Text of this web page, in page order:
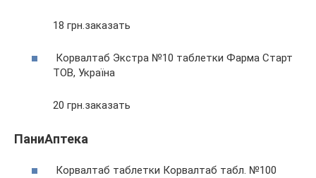
18 грн.заказать
Корвалтаб Экстра №10 таблетки Фарма Старт
ТОВ, Україна
20 грн.заказать
ПаниАптека
Корвалтаб таблетки Корвалтаб табл. №100